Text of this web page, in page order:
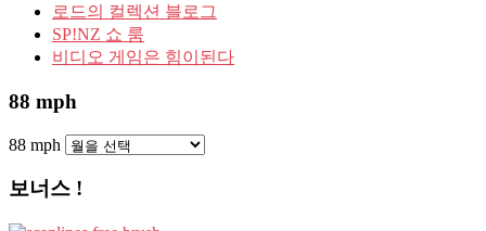
로드의 컬렉션 블로그
SP!NZ 쇼 룸
비디오 게임은 힘이된다
88 mph
88 mph
보너스 !